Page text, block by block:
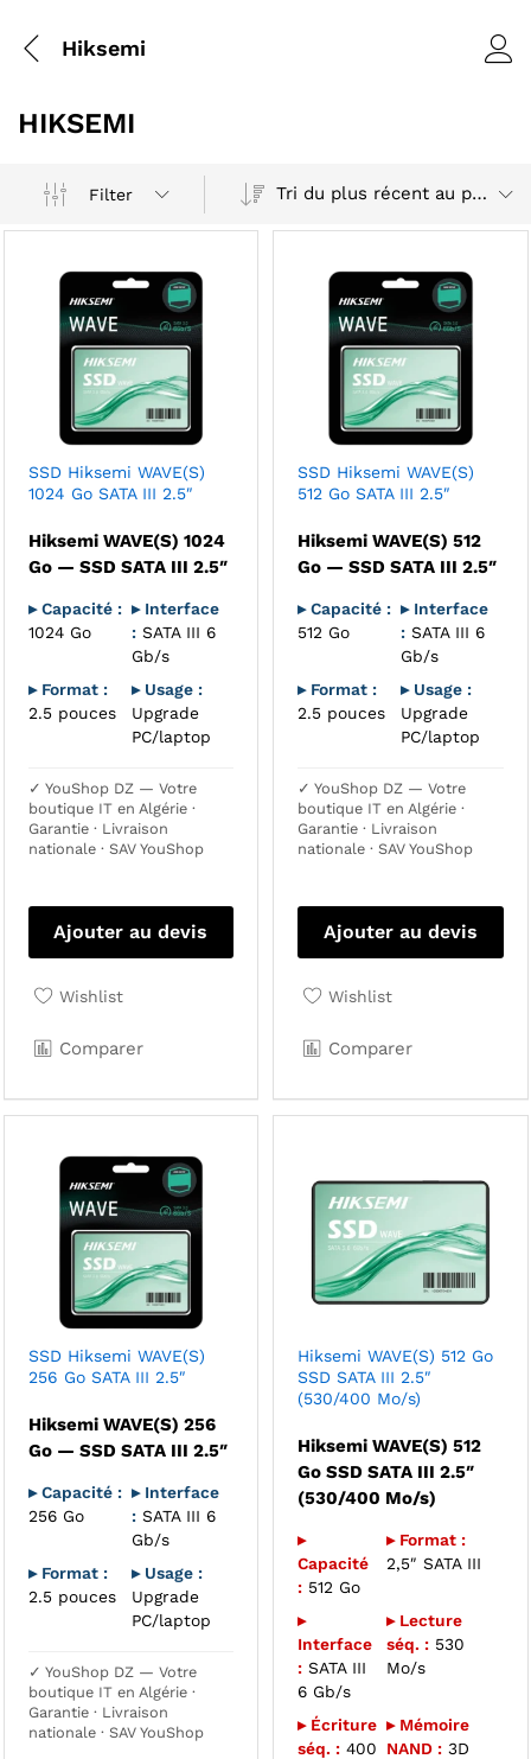
Hiksemi
HIKSEMI
Filter Tri du plus récent au plus ancien
SSD Hiksemi WAVE(S)
1024 Go SATA III 2.5″
Hiksemi WAVE(S) 1024
Go — SSD SATA III 2.5″
▸ Capacité :
1024 Go
▸ Interface
:SATA III 6
Gb/s
▸ Format :
2.5 pouces
▸ Usage :
Upgrade
PC/laptop
✓ YouShop DZ — Votre
boutique IT en Algérie ·
Garantie · Livraison
nationale · SAV YouShop
Ajouter au devis
Wishlist
Comparer
SSD Hiksemi WAVE(S)
512 Go SATA III 2.5″
Hiksemi WAVE(S) 512
Go — SSD SATA III 2.5″
▸ Capacité :
512 Go
▸ Interface
: SATA III 6
Gb/s
▸ Format :
2.5 pouces
▸ Usage :
Upgrade
PC/laptop
✓ YouShop DZ — Votre
boutique IT en Algérie ·
Garantie · Livraison
nationale · SAV YouShop
Ajouter au devis
Wishlist
Comparer
SSD Hiksemi WAVE(S)
256 Go SATA III 2.5″
Hiksemi WAVE(S) 256
Go — SSD SATA III 2.5″
▸ Capacité :
256 Go
▸ Interface
:SATA III 6
Gb/s
▸ Format :
2.5 pouces
▸ Usage :
Upgrade
PC/laptop
✓ YouShop DZ — Votre
boutique IT en Algérie ·
Garantie · Livraison
nationale · SAV YouShop
Hiksemi WAVE(S) 512 Go
SSD SATA III 2.5″
(530/400 Mo/s)
Hiksemi WAVE(S) 512
Go SSD SATA III 2.5″
(530/400 Mo/s)
▸
Capacité
: 512 Go
▸ Format :
2,5″ SATA III
▸
Interface
: SATA III
6 Gb/s
▸ Lecture
séq. : 530
Mo/s
▸ Écriture
séq. : 400
▸ Mémoire
NAND : 3D